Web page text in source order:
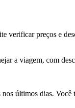
preços e
a viagem, com
últimos dias. Você